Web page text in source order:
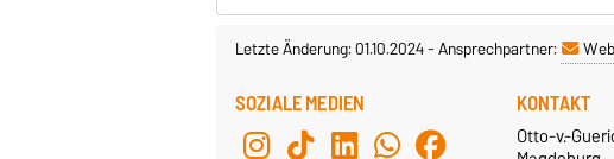
Letzte Änderung: 01.10.2024-Ansprechpartner:
SOZIALE MEDIEN KONTAKT
Otto-v.-